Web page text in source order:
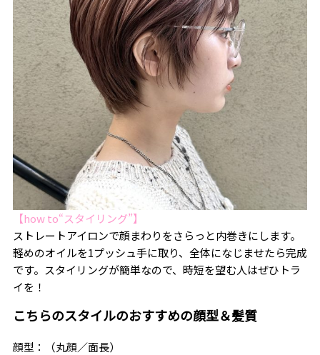
【how to“スタイリング”】
ストレートアイロンで顔まわりをさらっと内巻きにします。
軽めのオイルを1プッシュ手に取り、全体になじませたら完成
です。スタイリングが簡単なので、時短を望む人はぜひトラ
イを！
こちらのスタイルのおすすめの顔型＆髪質
顔型：（丸顔／面長）